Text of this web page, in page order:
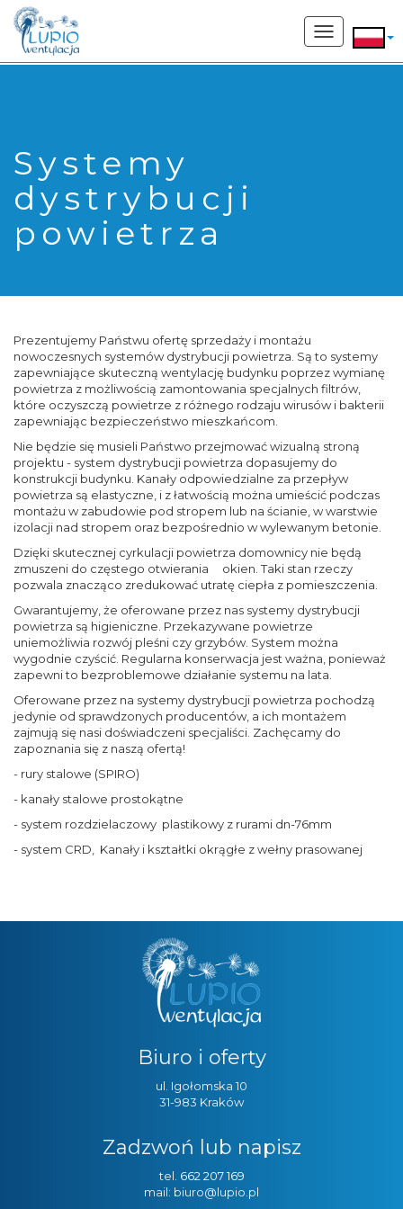
Toggle
navigation
Systemy
dystrybucji
powietrza
Prezentujemy Państwu ofertę sprzedaży i montażu
nowoczesnych systemów dystrybucji powietrza. Są to systemy
zapewniające skuteczną wentylację budynku poprzez wymianę
powietrza z możliwością zamontowania specjalnych filtrów,
które oczyszczą powietrze z różnego rodzaju wirusów i bakterii
zapewniając bezpieczeństwo mieszkańcom.
Nie będzie się musieli Państwo przejmować wizualną stroną
projektu - system dystrybucji powietrza dopasujemy do
konstrukcji budynku. Kanały odpowiedzialne za przepływ
powietrza są elastyczne, i z łatwością można umieścić podczas
montażu w zabudowie pod stropem lub na ścianie, w warstwie
izolacji nad stropem oraz bezpośrednio w wylewanym betonie.
Dzięki skutecznej cyrkulacji powietrza domownicy nie będą
zmuszeni do częstego otwierania okien. Taki stan rzeczy
pozwala znacząco zredukować utratę ciepła z pomieszczenia.
Gwarantujemy, że oferowane przez nas systemy dystrybucji
powietrza są higieniczne. Przekazywane powietrze
uniemożliwia rozwój pleśni czy grzybów. System można
wygodnie czyścić. Regularna konserwacja jest ważna, ponieważ
zapewni to bezproblemowe działanie systemu na lata.
Oferowane przez na systemy dystrybucji powietrza pochodzą
jedynie od sprawdzonych producentów, a ich montażem
zajmują się nasi doświadczeni specjaliści. Zachęcamy do
zapoznania się z naszą ofertą!
- rury stalowe (SPIRO)
- kanały stalowe prostokątne
- system rozdzielaczowy plastikowy z rurami dn-76mm
- system CRD, Kanały i kształtki okrągłe z wełny prasowanej
Biuro i oferty
ul. Igołomska 10
31-983 Kraków
Zadzwoń lub napisz
tel. 662 207 169
mail: biuro@lupio.pl